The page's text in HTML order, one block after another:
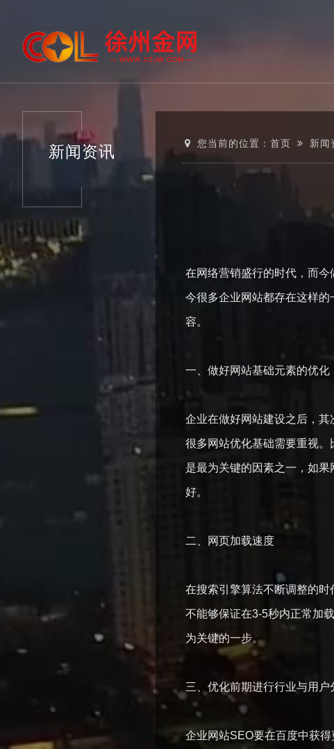
新闻资讯 您当前的位置：首页 新闻
在网络营销盛行的时代，而
今很多企业网站都存在这样
容。
一、做好网站基础元素的优化
企业在做好网站建设之后，
很多网站优化基础需要重视
是最为关键的因素之一，如
好。
二、网页加载速度
在搜索引擎算法不断调整的
不能够保证在3-5秒内正常加
为关键的一步。
三、优化前期进行行业与用户
企业网站SEO要在百度中获